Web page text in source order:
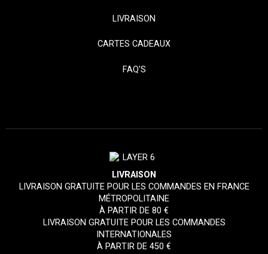
LIVRAISON
CARTES CADEAUX
FAQ'S
LIVRAISON
LIVRAISON GRATUITE POUR LES COMMANDES EN FRANCE
MÉTROPOLITAINE
À PARTIR DE 80 €
LIVRAISON GRATUITE POUR LES COMMANDES
INTERNATIONALES
À PARTIR DE 450 €